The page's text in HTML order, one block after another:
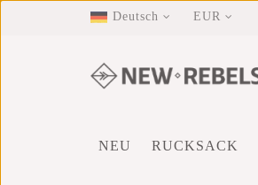
Deutsch EUR
NEU RUCKSACK